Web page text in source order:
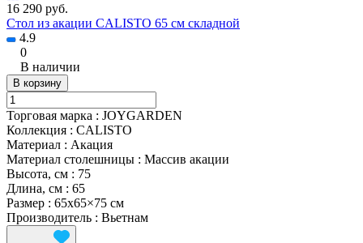
16 290 руб.
Стол из акации CALISTO 65 см складной
4.9
0
В наличии
В корзину
Торговая марка : JOYGARDEN
Коллекция : CALISTO
Материал : Акация
Материал столешницы : Массив акации
Высота, см : 75
Длина, см : 65
Размер : 65х65×75 см
Производитель : Вьетнам